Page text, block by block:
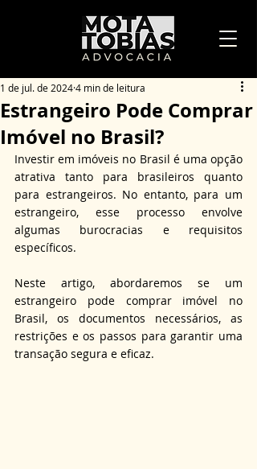
Estrangeiro Pode Comprar
Imóvel no Brasil?
1 de jul. de 20244 min de leitura
Investir em imóveis no Brasil é uma opção
atrativa tanto para brasileiros quanto
para estrangeiros. No entanto, para um
estrangeiro, esse processo envolve
algumas burocracias e requisitos
específicos.
Neste artigo, abordaremos se um
estrangeiro pode comprar imóvel no
Brasil, os documentos necessários, as
restrições e os passos para garantir uma
transação segura e eficaz.